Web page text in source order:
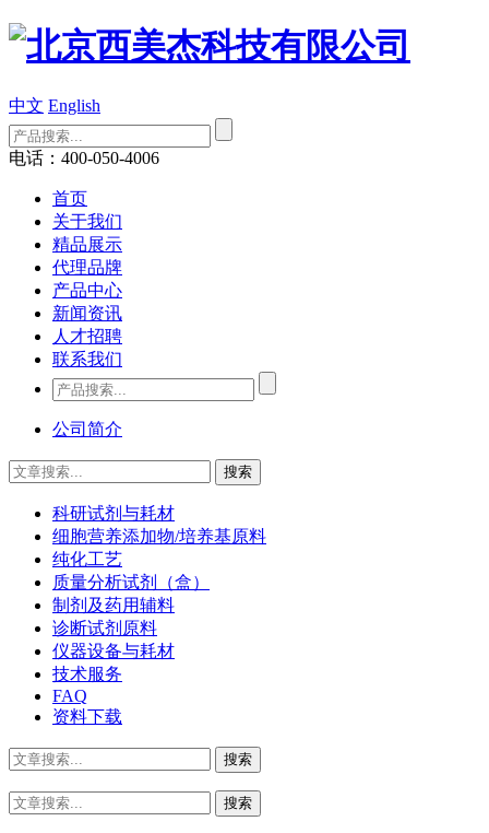
中文 English
电话：400-050-4006
首页
关于我们
精品展示
代理品牌
产品中心
新闻资讯
人才招聘
联系我们
公司简介
科研试剂与耗材
细胞营养添加物/培养基原料
纯化工艺
质量分析试剂（盒）
制剂及药用辅料
诊断试剂原料
仪器设备与耗材
技术服务
FAQ
资料下载